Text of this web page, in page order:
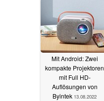
Mit Android: Zwei
kompakte Projektoren
mit Full HD-
Auflösungen von
Byintek 13.08.2022